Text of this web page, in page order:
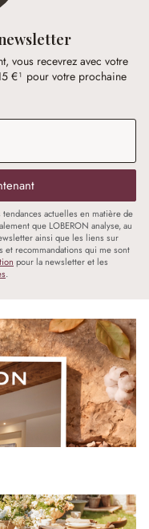
vous recevrez avec votre
€¹ pour votre prochaine
actuelles en matière de
que LOBERON analyse, au
ainsi que les liens sur
recommandations qui me sont
pour la newsletter et les
.